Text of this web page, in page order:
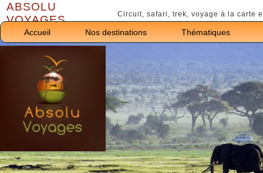
ABSOLU
VOYAGES
Circuit, safari, trek, voyage à la carte
Accueil Nos destinations Thématiques
Google